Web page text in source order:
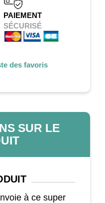
PAIEMENT
SÉCURISÉ
des favoris
SUR LE
à ce super